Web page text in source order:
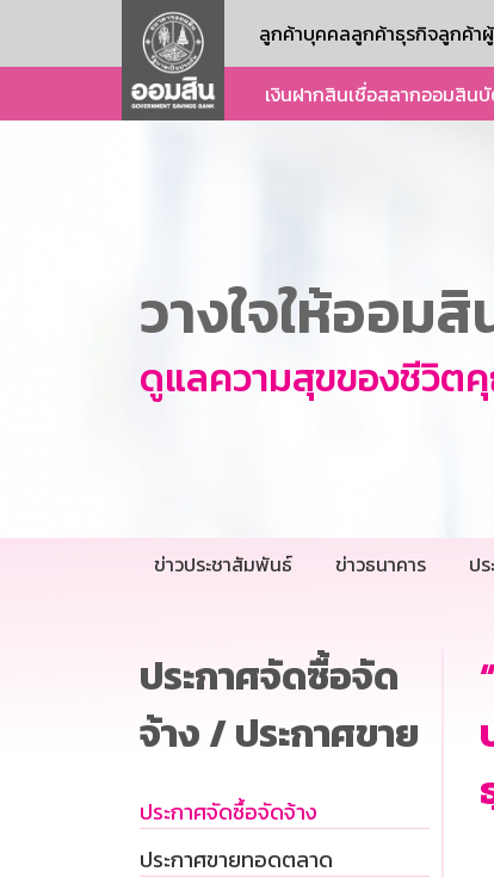
ลูกค้าบุคคลลูกค้าธุรกิจลูกค้า
เงินฝากสินเชื่อสลากออมสิน
วางใจให้ออมสิ
ดูแลความสุขของชีวิต
ข่าวประชาสัมพันธ์ ข่าวธนาคาร ป
ประกาศจัดซื้อจัด
จ้าง / ประกาศขาย
ประกาศจัดซื้อจัดจ้าง
ประกาศขายทอดตลาด